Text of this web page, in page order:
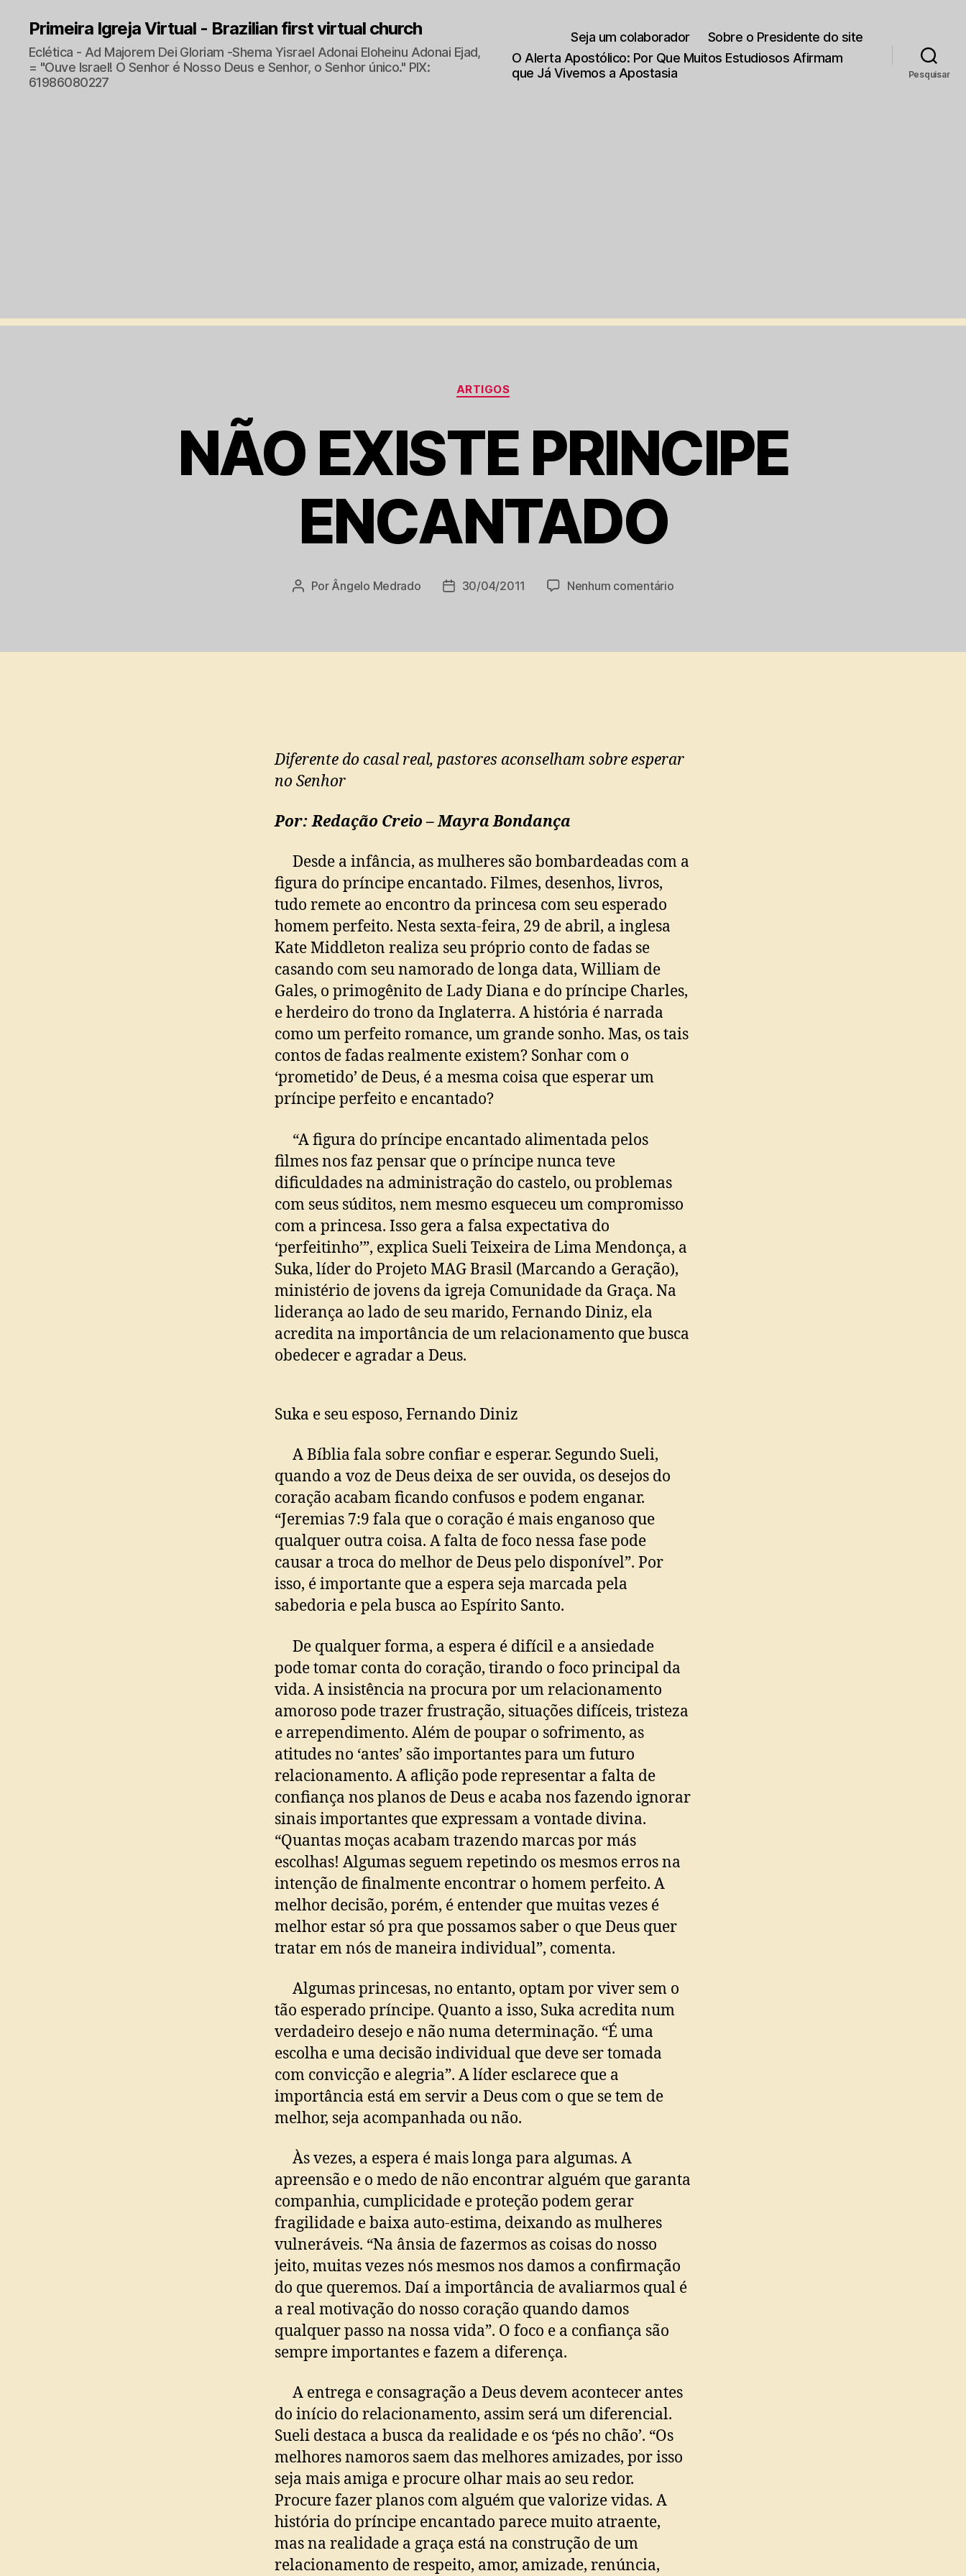
Primeira Igreja Virtual - Brazilian first virtual church
Eclética - Ad Majorem Dei Gloriam -Shema Yisrael Adonai Eloheinu Adonai Ejad,
= "Ouve Israel! O Senhor é Nosso Deus e Senhor, o Senhor único." PIX:
61986080227
Seja um colaborador
Sobre o Presidente do site
O Alerta Apostólico: Por Que Muitos Estudiosos Afirmam
que Já Vivemos a Apostasia
Pesquisar
Categorias
ARTIGOS
NÃO EXISTE PRINCIPE
ENCANTADO
Autor
Por Ângelo Medrado
Data30/04/2011 Nenhum comentárioem
ENCANTADO
Diferente do casal real, pastores aconselham sobre esperar
no Senhor
Por: Redação Creio – Mayra Bondança
Desde a infância, as mulheres são bombardeadas com a
figura do príncipe encantado. Filmes, desenhos, livros,
tudo remete ao encontro da princesa com seu esperado
homem perfeito. Nesta sexta-feira, 29 de abril, a inglesa
Kate Middleton realiza seu próprio conto de fadas se
casando com seu namorado de longa data, William de
Gales, o primogênito de Lady Diana e do príncipe Charles,
e herdeiro do trono da Inglaterra. A história é narrada
como um perfeito romance, um grande sonho. Mas, os tais
contos de fadas realmente existem? Sonhar com o
‘prometido’ de Deus, é a mesma coisa que esperar um
príncipe perfeito e encantado?
“A figura do príncipe encantado alimentada pelos
filmes nos faz pensar que o príncipe nunca teve
dificuldades na administração do castelo, ou problemas
com seus súditos, nem mesmo esqueceu um compromisso
com a princesa. Isso gera a falsa expectativa do
‘perfeitinho’”, explica Sueli Teixeira de Lima Mendonça, a
Suka, líder do Projeto MAG Brasil (Marcando a Geração),
ministério de jovens da igreja Comunidade da Graça. Na
liderança ao lado de seu marido, Fernando Diniz, ela
acredita na importância de um relacionamento que busca
obedecer e agradar a Deus.
Suka e seu esposo, Fernando Diniz
A Bíblia fala sobre confiar e esperar. Segundo Sueli,
quando a voz de Deus deixa de ser ouvida, os desejos do
coração acabam ficando confusos e podem enganar.
“Jeremias 7:9 fala que o coração é mais enganoso que
qualquer outra coisa. A falta de foco nessa fase pode
causar a troca do melhor de Deus pelo disponível”. Por
isso, é importante que a espera seja marcada pela
sabedoria e pela busca ao Espírito Santo.
De qualquer forma, a espera é difícil e a ansiedade
pode tomar conta do coração, tirando o foco principal da
vida. A insistência na procura por um relacionamento
amoroso pode trazer frustração, situações difíceis, tristeza
e arrependimento. Além de poupar o sofrimento, as
atitudes no ‘antes’ são importantes para um futuro
relacionamento. A aflição pode representar a falta de
confiança nos planos de Deus e acaba nos fazendo ignorar
sinais importantes que expressam a vontade divina.
“Quantas moças acabam trazendo marcas por más
escolhas! Algumas seguem repetindo os mesmos erros na
intenção de finalmente encontrar o homem perfeito. A
melhor decisão, porém, é entender que muitas vezes é
melhor estar só pra que possamos saber o que Deus quer
tratar em nós de maneira individual”, comenta.
Algumas princesas, no entanto, optam por viver sem o
tão esperado príncipe. Quanto a isso, Suka acredita num
verdadeiro desejo e não numa determinação. “É uma
escolha e uma decisão individual que deve ser tomada
com convicção e alegria”. A líder esclarece que a
importância está em servir a Deus com o que se tem de
melhor, seja acompanhada ou não.
Às vezes, a espera é mais longa para algumas. A
apreensão e o medo de não encontrar alguém que garanta
companhia, cumplicidade e proteção podem gerar
fragilidade e baixa auto-estima, deixando as mulheres
vulneráveis. “Na ânsia de fazermos as coisas do nosso
jeito, muitas vezes nós mesmos nos damos a confirmação
do que queremos. Daí a importância de avaliarmos qual é
a real motivação do nosso coração quando damos
qualquer passo na nossa vida”. O foco e a confiança são
sempre importantes e fazem a diferença.
A entrega e consagração a Deus devem acontecer antes
do início do relacionamento, assim será um diferencial.
Sueli destaca a busca da realidade e os ‘pés no chão’. “Os
melhores namoros saem das melhores amizades, por isso
seja mais amiga e procure olhar mais ao seu redor.
Procure fazer planos com alguém que valorize vidas. A
história do príncipe encantado parece muito atraente,
mas na realidade a graça está na construção de um
relacionamento de respeito, amor, amizade, renúncia,